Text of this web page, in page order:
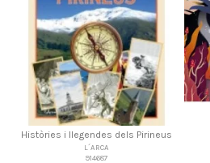
Històries i llegendes dels Pirineus
L´ARCA
914687